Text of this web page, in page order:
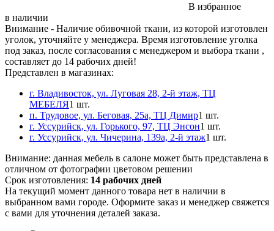
В избранное
в наличии
Внимание - Наличие обивочной ткани, из которой изготовлен
уголок, уточняйте у менеджера. Время изготовление уголка
под заказ, после согласования с менеджером и выбора ткани ,
составляет до 14 рабочих дней!
Представлен в магазинах:
г. Владивосток, ул. Луговая 28, 2-й этаж, ТЦ
МЕБЕЛЯ1 шт.
п. Трудовое, ул. Беговая, 25а, ТЦ Димир1 шт.
г. Уссурийск, ул. Горького, 97, ТЦ Энсон1 шт.
г. Уссурийск, ул. Чичерина, 139а, 2-й этаж1 шт.
Внимание: данная мебель в салоне может быть представлена в
отличном от фотографии цветовом решении
Срок изготовления: 14 рабочих дней
На текущий момент данного товара нет в наличии в
выбранном вами городе. Оформите заказ и менеджер свяжется
с вами для уточнения деталей заказа.